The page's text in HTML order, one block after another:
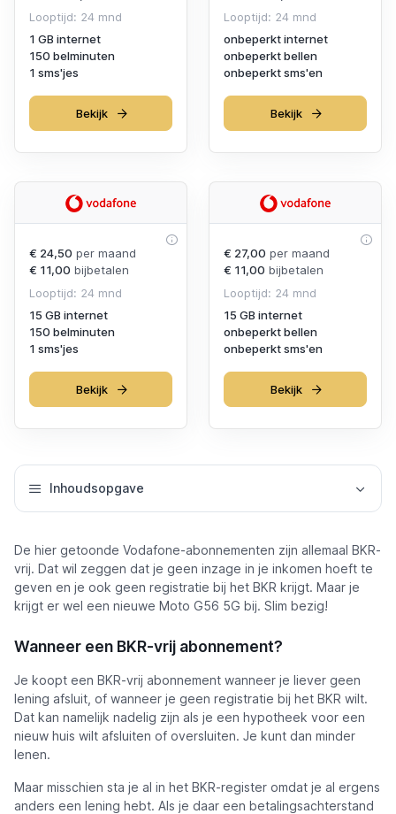
Looptijd: 24 mnd
1 GB internet
150 belminuten
1 sms'jes
Bekijk
Looptijd: 24 mnd
onbeperkt internet
onbeperkt bellen
onbeperkt sms'en
Bekijk
€ 24,50 per maand
€ 11,00 bijbetalen
Looptijd: 24 mnd
15 GB internet
150 belminuten
1 sms'jes
Bekijk
€ 27,00 per maand
€ 11,00 bijbetalen
Looptijd: 24 mnd
15 GB internet
onbeperkt bellen
onbeperkt sms'en
Bekijk
Inhoudsopgave
De hier getoonde Vodafone-abonnementen zijn allemaal BKR-
vrij. Dat wil zeggen dat je geen inzage in je inkomen hoeft te
geven en je ook geen registratie bij het BKR krijgt. Maar je
krijgt er wel een nieuwe Moto G56 5G bij. Slim bezig!
Wanneer een BKR-vrij abonnement?
Je koopt een BKR-vrij abonnement wanneer je liever geen
lening afsluit, of wanneer je geen registratie bij het BKR wilt.
Dat kan namelijk nadelig zijn als je een hypotheek voor een
nieuw huis wilt afsluiten of oversluiten. Je kunt dan minder
lenen.
Maar misschien sta je al in het BKR-register omdat je al ergens
anders een lening hebt. Als je daar een betalingsachterstand